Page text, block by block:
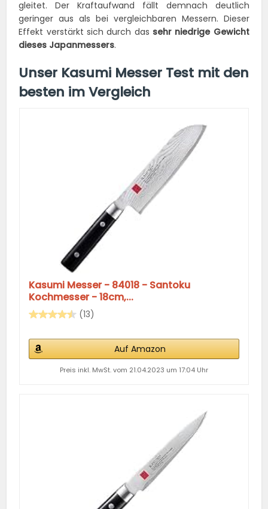
gleitet. Der Kraftaufwand fällt demnach deutlich
geringer aus als bei vergleichbaren Messern. Dieser
Effekt verstärkt sich durch das sehr niedrige Gewicht
dieses Japanmessers.
Unser Kasumi Messer Test mit den
besten im Vergleich
Kasumi Messer - 84018 - Santoku
Kochmesser - 18cm,...
(13)
Auf Amazon
Preis inkl. MwSt. vom 21.04.2023 um 17:04 Uhr